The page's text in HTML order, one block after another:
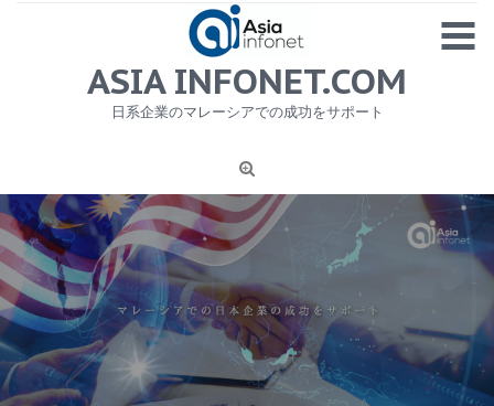
MENU
1
ニュース
労務サービス
プライバシーポリシー及び著作権について
お問合せ
ASIA INFONET.COM
日系企業のマレーシアでの成功をサポート